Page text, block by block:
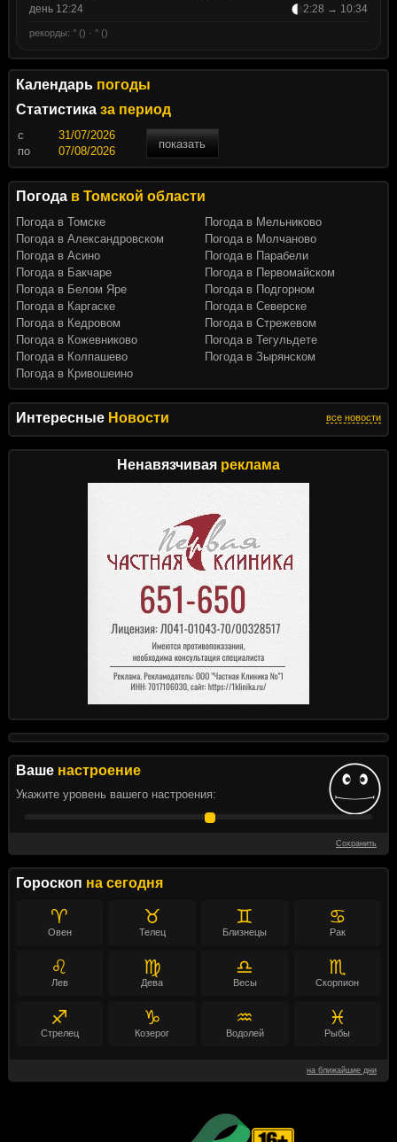
Интересные Новости все новости
Ненавязчивая реклама
Ваше настроение
Укажите уровень вашего настроения:
Сохранить
Гороскоп на сегодня
♈
Овен
♉
Телец
♊
Близнецы
♋
Рак
♌
Лев
♍
Дева
♎
Весы
♏
Скорпион
♐
Стрелец
♑
Козерог
♒
Водолей
♓
Рыбы
на ближайшие дни
день 12:24
2:28 → 10:34
рекорды: ° () · ° ()
Календарь погоды
Статистика за период
c
показать
по
Погода в Томской области
Погода в Томске
Погода в Александровском
Погода в Асино
Погода в Бакчаре
Погода в Белом Яре
Погода в Каргаске
Погода в Кедровом
Погода в Кожевниково
Погода в Колпашево
Погода в Кривошеино
Погода в Мельниково
Погода в Молчаново
Погода в Парабели
Погода в Первомайском
Погода в Подгорном
Погода в Северске
Погода в Стрежевом
Погода в Тегульдете
Погода в Зырянском